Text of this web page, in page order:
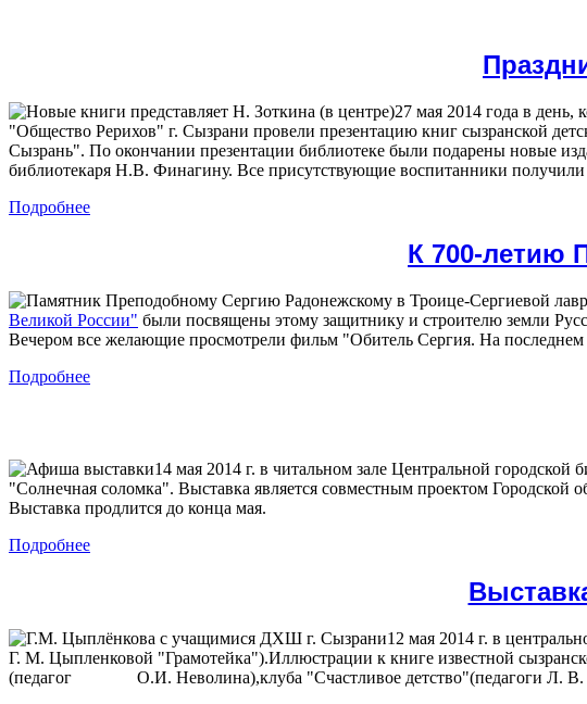
27 мая 2014 года в день,
"Общество Рерихов" г. Сызрани провели презентацию книг сызранской
Сызрань". По окончании презентации библиотеке были подарены новые
библиотекаря Н.В. Финагину. Все присутствующие воспитанники
Подробнее
К 700-летию
Великой России" были посвящены этому защитнику и строителю земли
Вечером все желающие просмотрели фильм "Обитель Сергия. На
Подробнее
14 мая 2014 г. в читальном зале Центральной
"Солнечная соломка". Выставка является совместным проектом
Выставка продлится до конца мая.
Подробнее
12 мая 2014 г. в
Г. М. Цыпленковой "Грамотейка").Иллюстрации к книге известной
(педагог О.И. Неволина),клуба "Счастливое детство"(педагоги Л. В.